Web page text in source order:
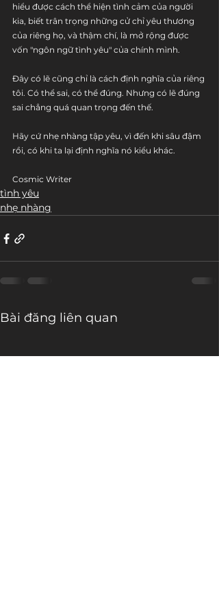
hiểu được cách thể hiện tình cảm của người
kia, biết trân trọng những cử chỉ yêu thương
của riêng họ, và thậm chí, là mở rộng được
vốn "ngôn ngữ tình yêu" của chính mình.
Đây có lẽ cũng chỉ là cách định nghĩa của riêng
tôi. Có thể sai, có thể đúng. Nhưng có lẽ đúng
sai chẳng quá quan trọng đến thế.
Hãy cứ nhẹ nhàng tập yêu, vì đến khi sâu đậm
rồi, có khi ta lại định nghĩa nó kiểu khác.
Cosmic Writer
tình yêu
nhẹ nhàng
Bài đăng liên quan